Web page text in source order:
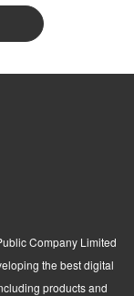
Company Limited
the best digital
products and